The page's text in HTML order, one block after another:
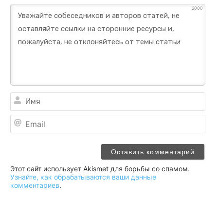
2000
Этот сайт использует Akismet для борьбы со спамом.
Узнайте, как обрабатываются ваши данные
комментариев.